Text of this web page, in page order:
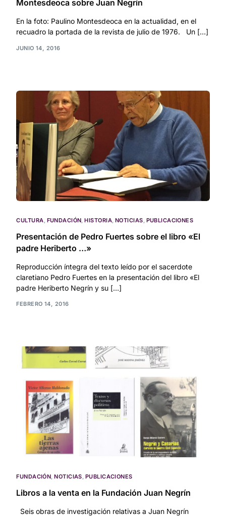
Montesdeoca sobre Juan Negrín
En la foto: Paulino Montesdeoca en la actualidad, en el
recuadro la portada de la revista de julio de 1976. Un […]
JUNIO 14, 2016
CULTURA, FUNDACIÓN,HISTORIA, NOTICIAS, PUBLICACIONES
Presentación de Pedro Fuertes sobre el libro «El
padre Heriberto …»
Reproducción íntegra del texto leído por el sacerdote
claretiano Pedro Fuertes en la presentación del libro «El
padre Heriberto Negrín y su […]
FEBRERO 14, 2016
FUNDACIÓN,NOTICIAS, PUBLICACIONES
Libros a la venta en la Fundación Juan Negrín
Seis obras de investigación relativas a Juan Negrín